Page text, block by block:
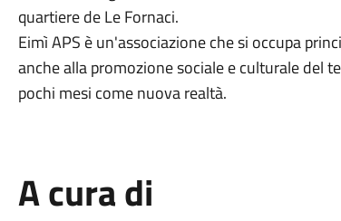
quartiere de Le Fornaci.
Eimì APS è un'associazione che si occupa
anche alla promozione sociale e culturale del
pochi mesi come nuova realtà.
A cura di